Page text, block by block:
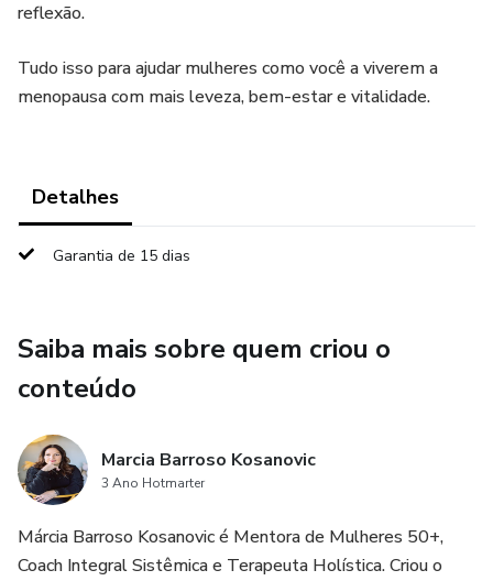
reflexão.
Tudo isso para ajudar mulheres como você a viverem a
menopausa com mais leveza, bem-estar e vitalidade.
Detalhes
Garantia de 15 dias
Saiba mais sobre quem criou o
conteúdo
Marcia Barroso Kosanovic
3 Ano Hotmarter
Márcia Barroso Kosanovic é Mentora de Mulheres 50+,
Coach Integral Sistêmica e Terapeuta Holística. Criou o